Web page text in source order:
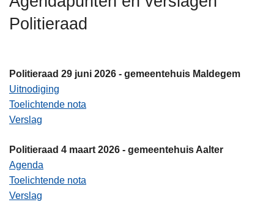
Politieraad
Politieraad 29 juni 2026 - gemeentehuis Maldegem
Uitnodiging
Toelichtende nota
Verslag
Politieraad 4 maart 2026 - gemeentehuis Aalter
Agenda
Toelichtende nota
Verslag